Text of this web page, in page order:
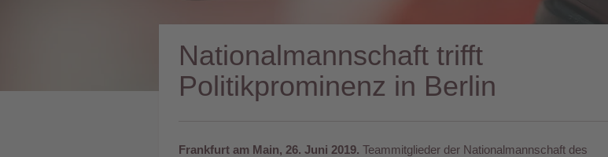
Nationalmannschaft trifft
Politikprominenz in Berlin
Frankfurt am Main, 26. Juni 2019. Teammitglieder der Nationalmannschaft des